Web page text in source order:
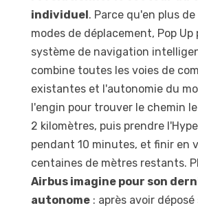
individuel . Parce qu'en plus
modes de déplacement, Pop Up
système de navigation
combine toutes les voies de
existantes et l'autonomie du
l'engin pour trouver le chemin
2 kilomètres, puis prendre
pendant 10 minutes, et finir en
centaines de mètres restants.
Airbus imagine pour son
autonome : après avoir